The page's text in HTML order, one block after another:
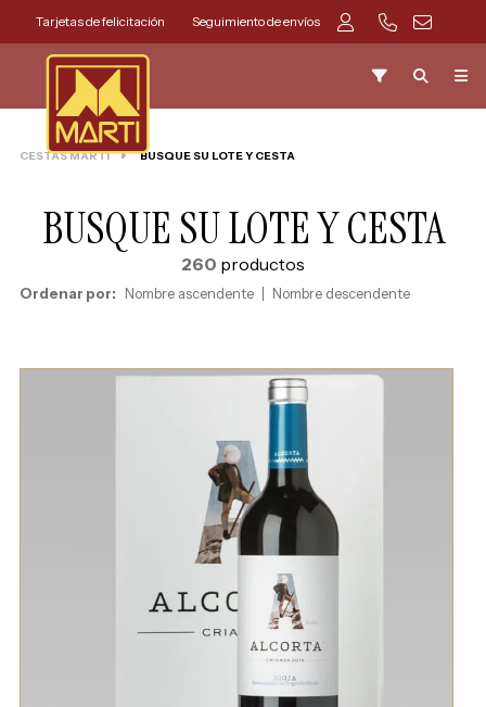
Tarjetas de felicitación Seguimiento de envíos
CESTAS MARTI BUSQUE SU LOTE Y CESTA
BUSQUE SU LOTE Y CESTA
260 productos
Ordenar por: Nombre ascendente Nombre descendente